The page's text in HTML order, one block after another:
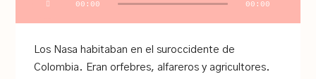
00:00 00:00
Los Nasa habitaban en el suroccidente de
Colombia. Eran orfebres, alfareros y agricultores.